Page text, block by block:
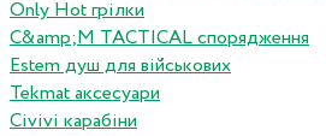
Only Hot грілки
C&amp;M TACTICAL спорядження
Estem душ для військових
Tekmat аксесуари
Сivivi карабіни